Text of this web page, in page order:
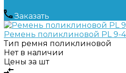
Заказать
Ремень поликлиновой PL 9-
Тип ремня поликлиновой
Нет в наличии
Цены за шт